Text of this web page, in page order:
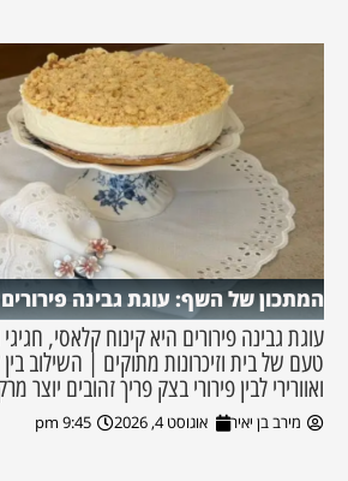
המתכון של השף: עוגת גבינה
עוגת גבינה פירורים היא קינוח קלאסי,
טעם של בית וזיכרונות מתוקים | השילוב
ואוורירי לבין פירורי בצק פריך זהובים
מירב בן יאיר אוגוסט 4, 2026 9:45 pm